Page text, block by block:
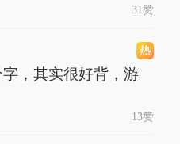
31赞
，其实很好背，游
13赞